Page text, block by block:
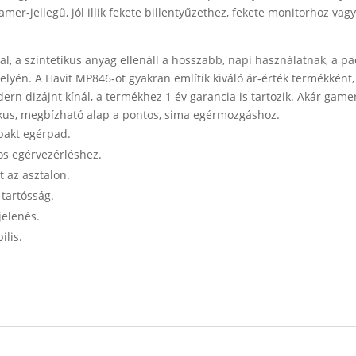
jól illik fekete billentyűzethez, fekete monitorhoz
a szintetikus anyag ellenáll a hosszabb, napi használatnak, a
A Havit MP846‑ot gyakran említik kiváló ár‑érték
dizájnt kínál, a termékhez 1 év garancia is tartozik. Akár
megbízható alap a pontos, sima egérmozgáshoz.
egérpad.
egérvezérléshez.
az asztalon.